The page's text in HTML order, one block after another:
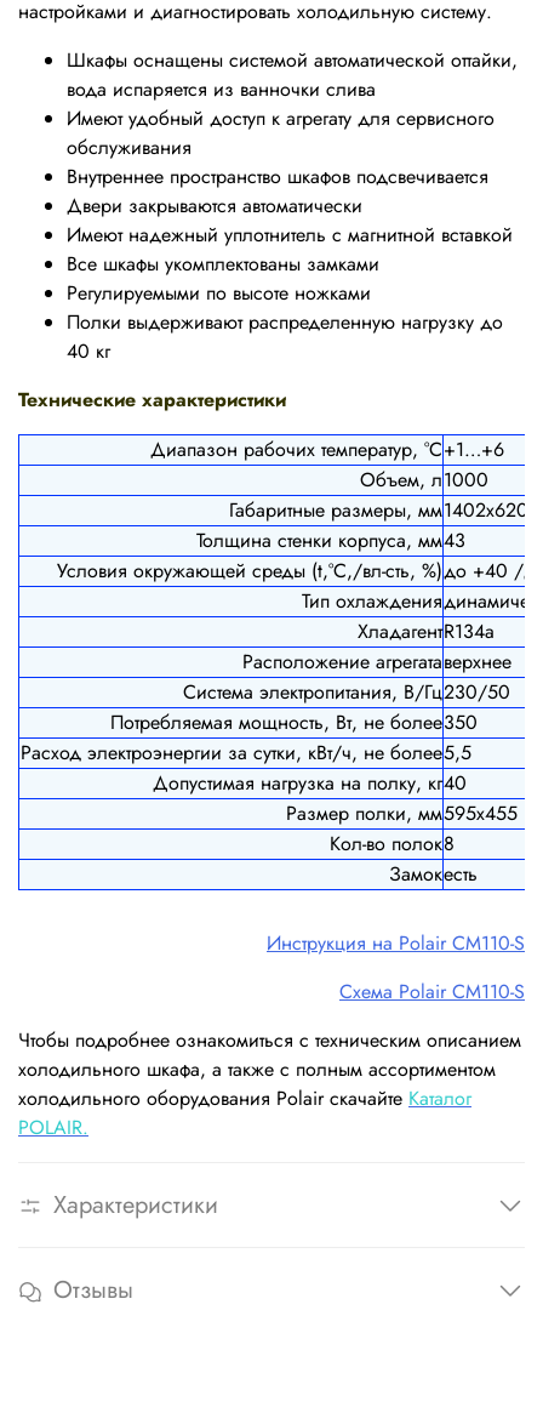
настройками и диагностировать холодильную систему.
Шкафы оснащены системой автоматической оттайки,
вода испаряется из ванночки слива
Имеют удобный доступ к агрегату для сервисного
обслуживания
Внутреннее пространство шкафов подсвечивается
Двери закрываются автоматически
Имеют надежный уплотнитель с магнитной вставкой
Все шкафы укомплектованы замками
Регулируемыми по высоте ножками
Полки выдерживают распределенную нагрузку до
40 кг
Технические характеристики
Диапазон рабочих температур, °C+1…+6
Объем, л1000
Габаритные размеры, мм1402
Толщина стенки корпуса, мм43
Условия окружающей среды (t,°C,/вл-сть, %)до +40 /
Тип охлаждения
ХладагентR134a
Расположение агрегатаверхнее
Система электропитания, В/Гц230/50
Потребляемая мощность, Вт, не более350
Расход электроэнергии за сутки, кВт/ч, не более5,5
Допустимая нагрузка на полку, кг40
Размер полки, мм595х455
Кол-во полок8
Замокесть
Инструкция на Polair СM110-S
Схема Polair СM110-S
Чтобы подробнее ознакомиться с техническим описанием
холодильного шкафа, а также с полным ассортиментом
холодильного оборудования Polair скачайте Каталог
POLAIR.
Характеристики
Отзывы